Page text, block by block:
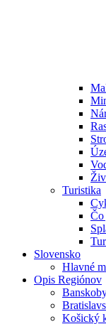
Turistika
Čo
Slovensko
Hlavné
Opis Regiónov
Košický